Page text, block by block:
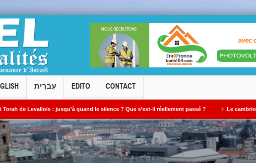
עִברִית EDITO CONTACT
: jusqu’à quand le silence ? Que s’est-il réellement passé ? Le cambriolage de la